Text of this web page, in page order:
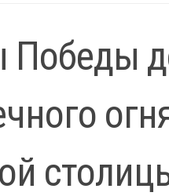
Победы